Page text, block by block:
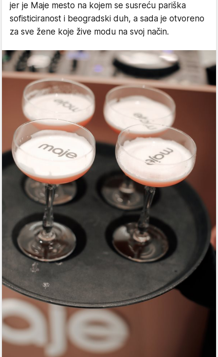
jer je Maje mesto na kojem se susreću pariška
sofisticiranost i beogradski duh, a sada je otvoreno
za sve žene koje žive modu na svoj način.